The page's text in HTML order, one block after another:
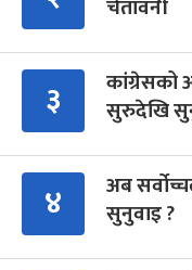
चेतावनी
३
कांग्रेसको
सुरुदेखि
४
अब
सुनुवाइ ?